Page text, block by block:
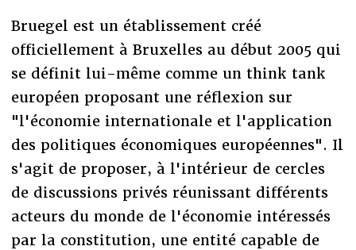
Bruegel est un établissement créé
officiellement à Bruxelles au début 2005 qui
se définit lui-même comme un think tank
européen proposant une réflexion sur
"l'économie internationale et l'application
des politiques économiques européennes". Il
s'agit de proposer, à l'intérieur de cercles
de discussions privés réunissant différents
acteurs du monde de l'économie intéressés
par la constitution, une entité capable de